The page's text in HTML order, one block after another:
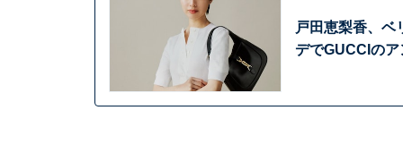
戸田恵梨香、ベ
デでGUCCIの